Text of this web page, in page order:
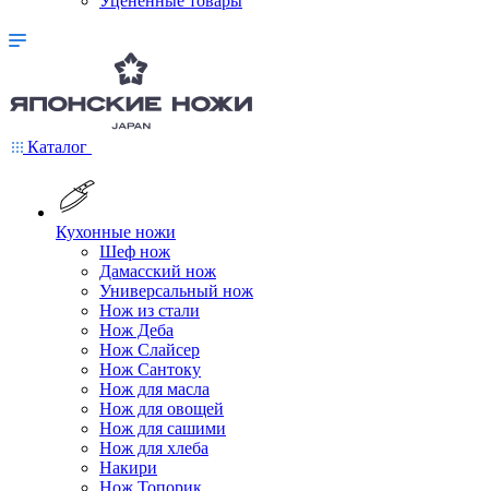
Каталог
Кухонные ножи
Шеф нож
Дамасский нож
Универсальный нож
Нож из стали
Нож Деба
Нож Слайсер
Нож Сантоку
Нож для масла
Нож для овощей
Нож для сашими
Нож для хлеба
Накири
Нож Топорик